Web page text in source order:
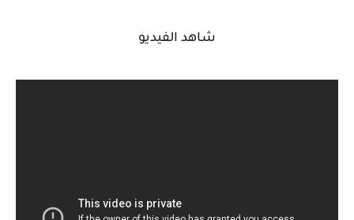
شاهد الفيديو